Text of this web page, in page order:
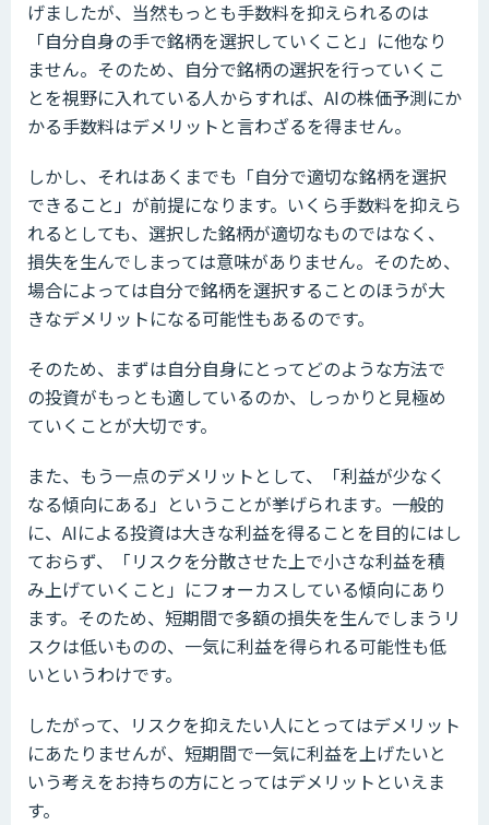
げましたが、当然もっとも手数料を抑えられるのは
「自分自身の手で銘柄を選択していくこと」に他なり
ません。そのため、自分で銘柄の選択を行っていくこ
とを視野に入れている人からすれば、AIの株価予測にか
かる手数料はデメリットと言わざるを得ません。
しかし、それはあくまでも「自分で適切な銘柄を選択
できること」が前提になります。いくら手数料を抑えら
れるとしても、選択した銘柄が適切なものではなく、
損失を生んでしまっては意味がありません。そのため、
場合によっては自分で銘柄を選択することのほうが大
きなデメリットになる可能性もあるのです。
そのため、まずは自分自身にとってどのような方法で
の投資がもっとも適しているのか、しっかりと見極め
ていくことが大切です。
また、もう一点のデメリットとして、「利益が少なく
なる傾向にある」ということが挙げられます。一般的
に、AIによる投資は大きな利益を得ることを目的にはし
ておらず、「リスクを分散させた上で小さな利益を積
み上げていくこと」にフォーカスしている傾向にあり
ます。そのため、短期間で多額の損失を生んでしまうリ
スクは低いものの、一気に利益を得られる可能性も低
いというわけです。
したがって、リスクを抑えたい人にとってはデメリット
にあたりませんが、短期間で一気に利益を上げたいと
いう考えをお持ちの方にとってはデメリットといえま
す。